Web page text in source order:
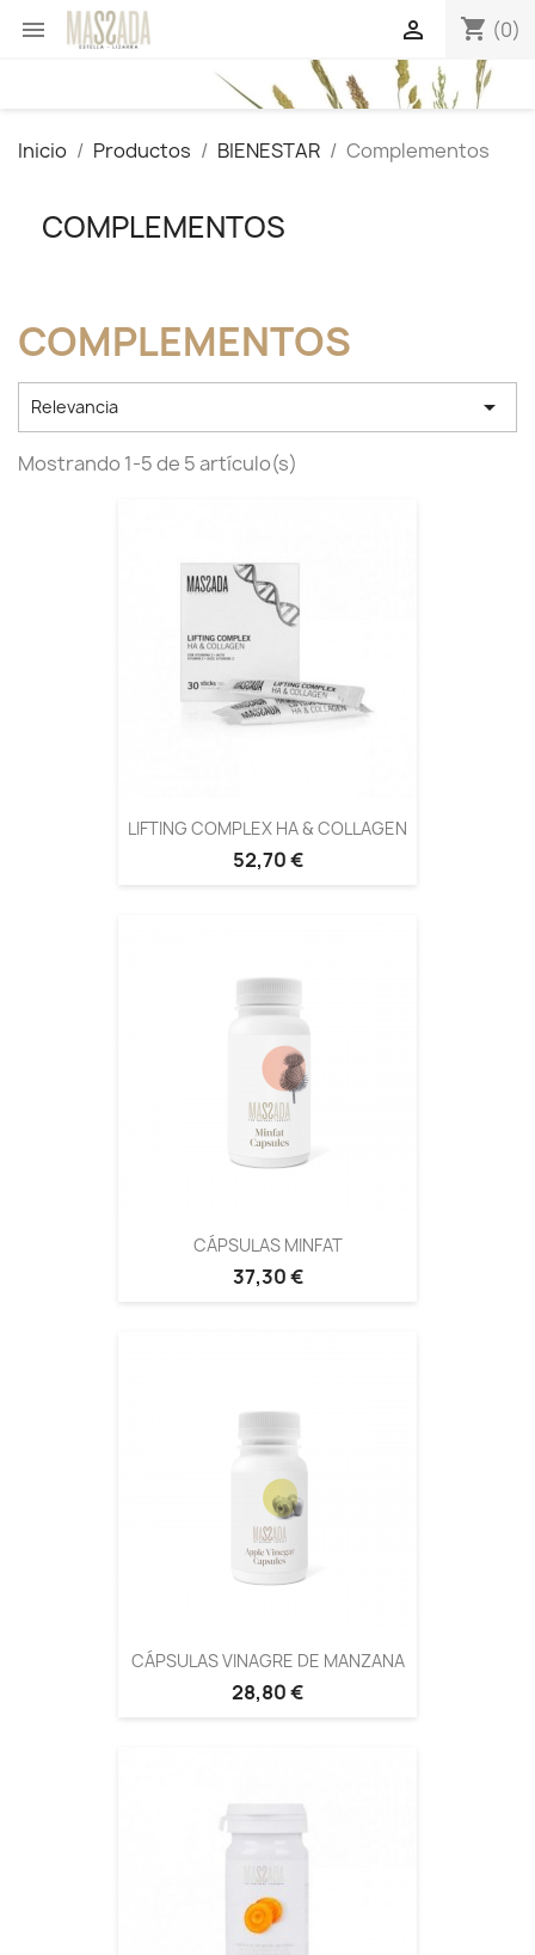
 shopping_cart (0)

Inicio Productos BIENESTAR Complementos
COMPLEMENTOS
COMPLEMENTOS
Relevancia 
Mostrando 1-5 de 5 artículo(s)
LIFTING COMPLEX HA & COLLAGEN
52,70 €
CÁPSULAS MINFAT
37,30 €
CÁPSULAS VINAGRE DE MANZANA
28,80 €